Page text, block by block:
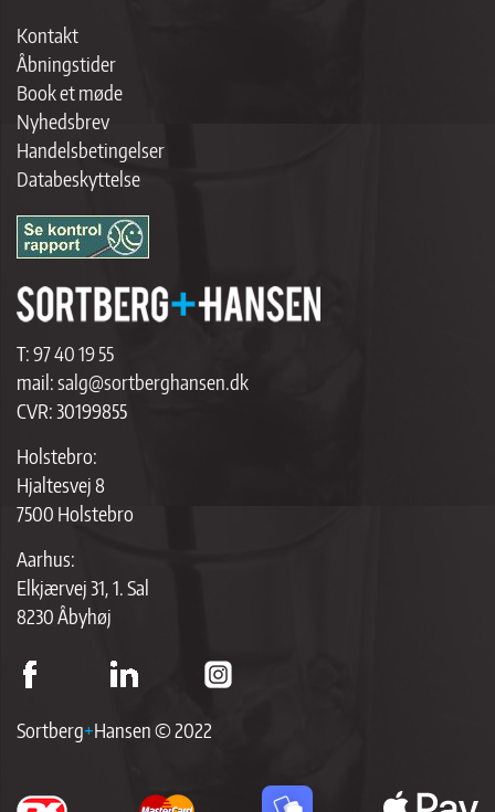
Kontakt
Åbningstider
Book et møde
Nyhedsbrev
Handelsbetingelser
Databeskyttelse
T:97 40 19 55
mail:salg@sortberghansen.dk
CVR: 30199855
Holstebro:
Hjaltesvej 8
7500 Holstebro
Aarhus:
Elkjærvej 31, 1. Sal
8230 Åbyhøj
Sortberg+Hansen © 2022